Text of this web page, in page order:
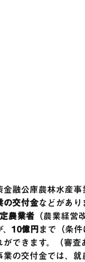
金融公庫農林水産事
の交付金などがあり
農業者 （農業経営
10億円 まで（条
ができます。（審査
業の交付金では、